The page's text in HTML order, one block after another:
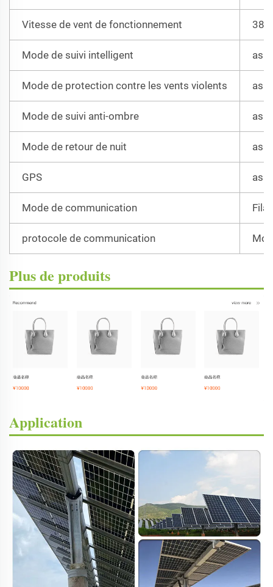
Vitesse de vent de fonctionnement
Mode de suivi intelligent
Mode de protection contre les vents violents
Mode de suivi anti-ombre
Mode de retour de nuit
GPS
Mode de communication
protocole de communication
Plus de produits
Application